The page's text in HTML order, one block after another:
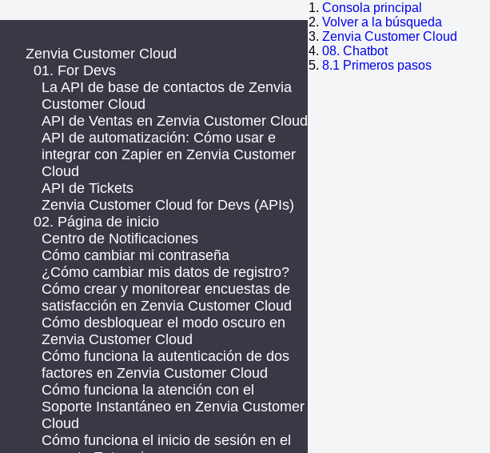
Consola principal
Volver a la búsqueda
Zenvia Customer Cloud
08. Chatbot
8.1 Primeros pasos
Zenvia Customer Cloud
01. For Devs
La API de base de contactos de Zenvia
Customer Cloud
API de Ventas en Zenvia Customer Cloud
API de automatización: Cómo usar e
integrar con Zapier en Zenvia Customer
Cloud
API de Tickets
Zenvia Customer Cloud for Devs (APIs)
02. Página de inicio
Centro de Notificaciones
Cómo cambiar mi contraseña
¿Cómo cambiar mis datos de registro?
Cómo crear y monitorear encuestas de
satisfacción en Zenvia Customer Cloud
Cómo desbloquear el modo oscuro en
Zenvia Customer Cloud
Cómo funciona la autenticación de dos
factores en Zenvia Customer Cloud
Cómo funciona la atención con el
Soporte Instantáneo en Zenvia Customer
Cloud
Cómo funciona el inicio de sesión en el